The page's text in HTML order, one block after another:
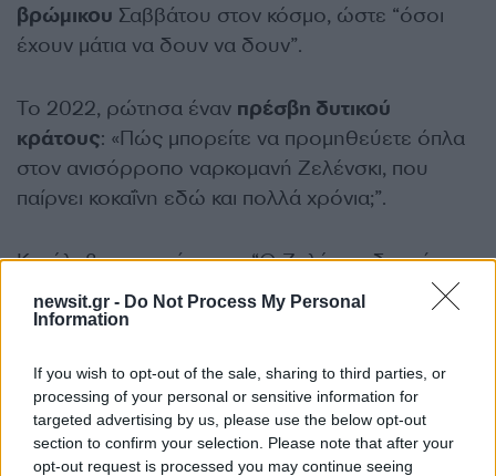
newsit.gr - Do Not Process My Personal
Information
If you wish to opt-out of the sale, sharing to third parties, or
processing of your personal or sensitive information for
targeted advertising by us, please use the below opt-out
section to confirm your selection. Please note that after your
opt-out request is processed you may continue seeing
βρώμικου Σαββάτου στον κόσμο, ώστε “όσοι
έχουν μάτια να δουν να δουν”.
Το 2022, ρώτησα έναν πρέσβη δυτικού
κράτους: «Πώς μπορείτε να προμηθεύετε όπλα
στον ανισόρροπο ναρκομανή Ζελένσκι, που
παίρνει κοκαΐνη εδώ και πολλά χρόνια;”.
Και έλαβα την απάντηση: “Ο Ζελένσκι δεν είναι ο
μόνος άνθρωπος που μπορεί να κάνει κάτι
τέτοιο: Για την ΕΕ, αυτό είναι ένα φυσιολογικό
κάνουν χρήση ναρκωτικών“».
ΔΙΑΦΗΜΙΣΗ